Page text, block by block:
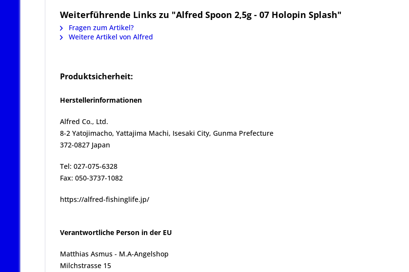
Weiterführende Links zu "Alfred Spoon 2,5g - 07 Holopin Splash"
Fragen zum Artikel?
Weitere Artikel von Alfred
Produktsicherheit:
Herstellerinformationen
Alfred Co., Ltd.
8-2 Yatojimacho, Yattajima Machi, Isesaki City, Gunma Prefecture
372-0827 Japan
Tel: 027-075-6328
Fax: 050-3737-1082
https://alfred-fishinglife.jp/
Verantwortliche Person in der EU
Matthias Asmus - M.A-Angelshop
Milchstrasse 15